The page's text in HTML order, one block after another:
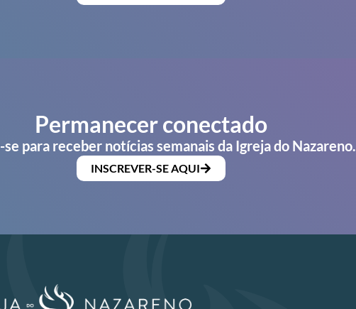
Permanecer conectado
para receber notícias semanais da Igreja do Nazareno.
INSCREVER-SE AQUI